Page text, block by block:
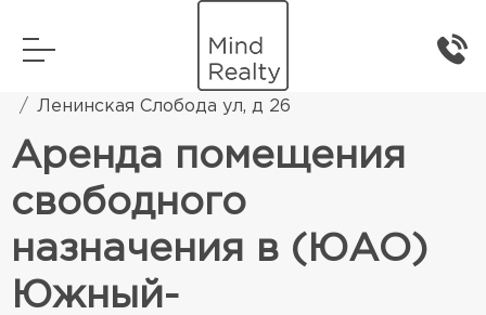
Коммерческая недвижимость
Ленинская Слобода ул, д 26
Аренда помещения
свободного
назначения в (ЮАО)
Южный-